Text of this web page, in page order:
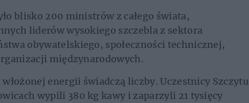
blisko 200 ministrów z całego świata,
liderów wysokiego szczebla z sektora
obywatelskiego, społeczności technicznej,
międzynarodowych.
energii świadczą liczby. Uczestnicy Szczytu
wypili 380 kg kawy i zaparzyli 21 tysięcy